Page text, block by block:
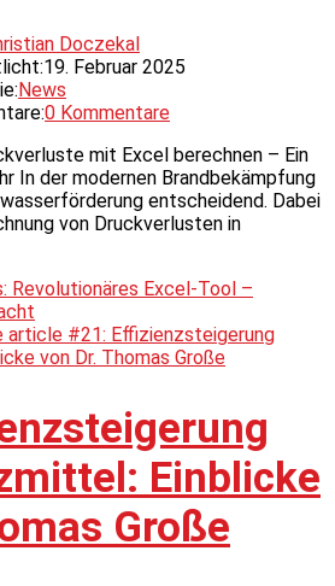
Doczekal
19. Februar 2025
News
0 Kommentare
mit Excel berechnen – Ein
In der modernen Brandbekämpfung
entscheidend. Dabei
von Druckverlusten in
Revolutionäres Excel-Tool –
Einblicke
Große